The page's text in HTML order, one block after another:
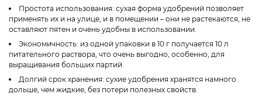
Простота использования: сухая форма удобрений позволяет
применять их и на улице, и в помещении – они не растекаются, не
оставляют пятен и очень удобны в использовании.
Экономичность: из одной упаковки в 10 г получается 10 л
питательного раствора, что очень выгодно, особенно, для
выращивания больших партий.
Долгий срок хранения: сухие удобрения хранятся намного
дольше, чем жидкие, без потери полезных свойств.